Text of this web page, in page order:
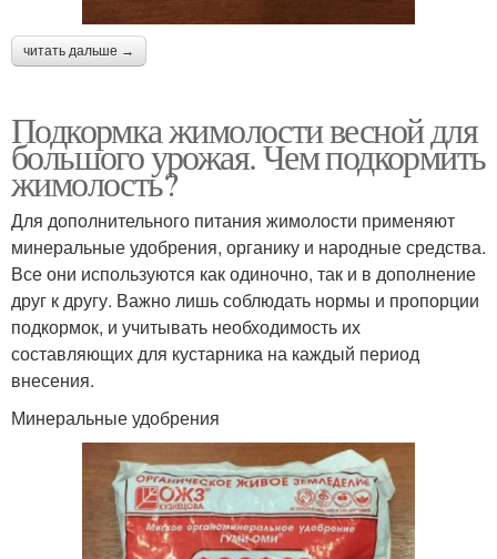
читать дальше →
Подкормка жимолости весной для
большого урожая. Чем подкормить
жимолость?
Для дополнительного питания жимолости применяют
минеральные удобрения, органику и народные средства.
Все они используются как одиночно, так и в дополнение
друг к другу. Важно лишь соблюдать нормы и пропорции
подкормок, и учитывать необходимость их
составляющих для кустарника на каждый период
внесения.
Минеральные удобрения